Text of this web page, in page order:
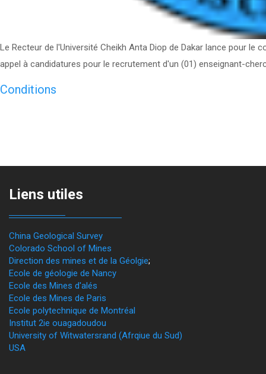
Le Recteur de l'Université Cheikh Anta Diop de Dakar lance pour le
appel à candidatures pour le recrutement d'un (01) enseignant-
Conditions
Liens utiles
China Geological Survey
Colorado School of Mines
Direction des mines et de la Géolgie;
Ecole de géologie de Nancy
Ecole des Mines d'alés
Ecole des Mines de Paris
Ecole polytechnique de Montréal
Institut 2ie ouagadoudou
University of Witwatersrand (Afrqiue du Sud)
USA